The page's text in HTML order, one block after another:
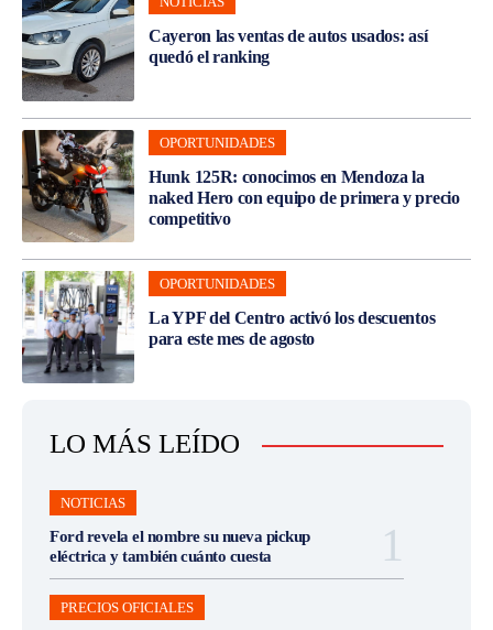
Cayeron las ventas de autos usados: así
quedó el ranking
OPORTUNIDADES
Hunk 125R: conocimos en Mendoza la
naked Hero con equipo de primera y precio
competitivo
OPORTUNIDADES
La YPF del Centro activó los descuentos
para este mes de agosto
LO MÁS LEÍDO
NOTICIAS
Ford revela el nombre su nueva pickup
eléctrica y también cuánto cuesta
PRECIOS OFICIALES